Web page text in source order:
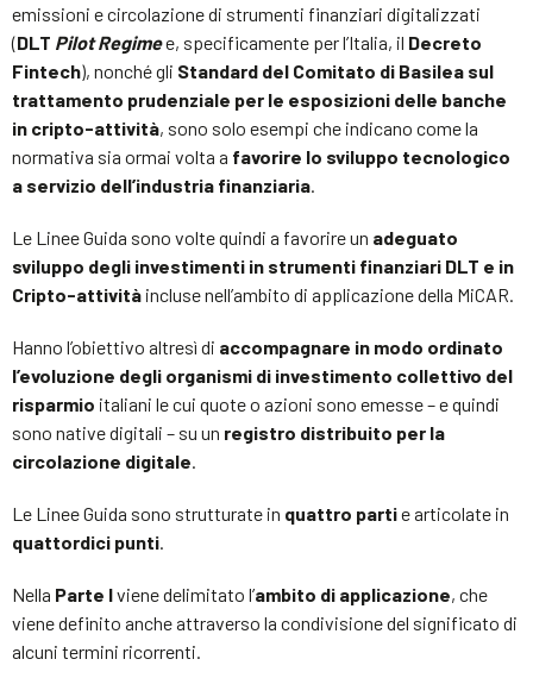
emissioni e circolazione di strumenti finanziari digitalizzati
(DLT Pilot Regimee, specificamente per l’Italia, il Decreto
Fintech), nonché gli Standard del Comitato di Basilea sul
trattamento prudenziale per le esposizioni delle banche
in cripto-attività, sono solo esempi che indicano come la
normativa sia ormai volta a favorire lo sviluppo tecnologico
a servizio dell’industria finanziaria.
Le Linee Guida sono volte quindi a favorire un adeguato
sviluppo degli investimenti in strumenti finanziari DLT e in
Cripto-attività incluse nell’ambito di applicazione della MiCAR.
Hanno l’obiettivo altresì di accompagnare in modo ordinato
l’evoluzione degli organismi di investimento collettivo del
risparmio italiani le cui quote o azioni sono emesse – e quindi
sono native digitali – su un registro distribuito per la
circolazione digitale.
Le Linee Guida sono strutturate in quattro partie articolate in
quattordici punti.
Nella Parte Iviene delimitato l’ambito di applicazione, che
viene definito anche attraverso la condivisione del significato di
alcuni termini ricorrenti.